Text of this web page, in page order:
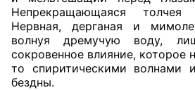
Непрекращающаяся толчея
Нервная, дерганая и
волнуя дремучую воду,
сокровенное влияние, которое
то спиритическими волнами
бездны.